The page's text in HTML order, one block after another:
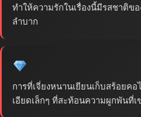
ทำให้ความรักในเรื่องนี้มีรสชาติข
ลำบาก
การที่เจี่ยงหนานเยียนเก็บสร้อยค
เอียดเล็กๆ ที่สะท้อนความผูกพันที่